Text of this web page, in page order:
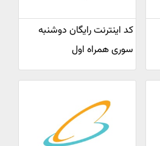
کد اینترنت رایگان دوشنبه
سوری همراه اول